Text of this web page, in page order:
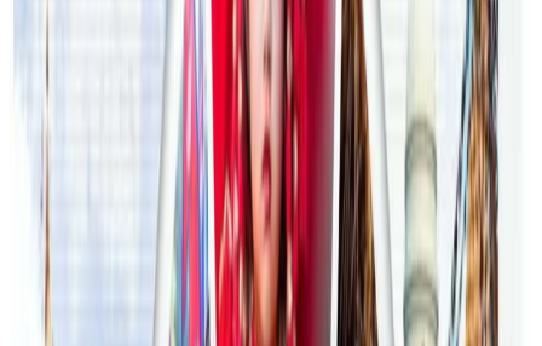
अष्ट्रेलियामा मन्त्रालयका कर्मचारीले भ्रष्टाचार गरेको
भेटिएपछि शिक्षा मन्त्रीले दिइन् राजीनामा
२०२६ जुलाई २४
अन्तर्राष्ट्रिय विद्यार्थी आकर्षित गर्न भिक्टोरियाले बनायो
नयाँ रणनीति
२०२६ जुलाई २३